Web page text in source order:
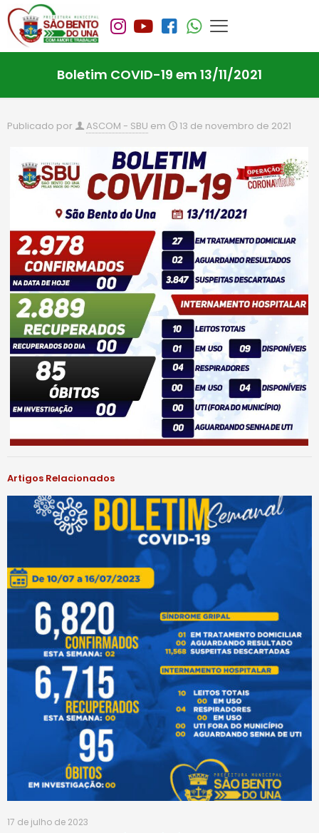
Boletim COVID-19 em 13/11/2021
Publicado por ASCOM - SBU em 13 de novembro de 2021
Artigos Relacionados
17 de julho de 2023